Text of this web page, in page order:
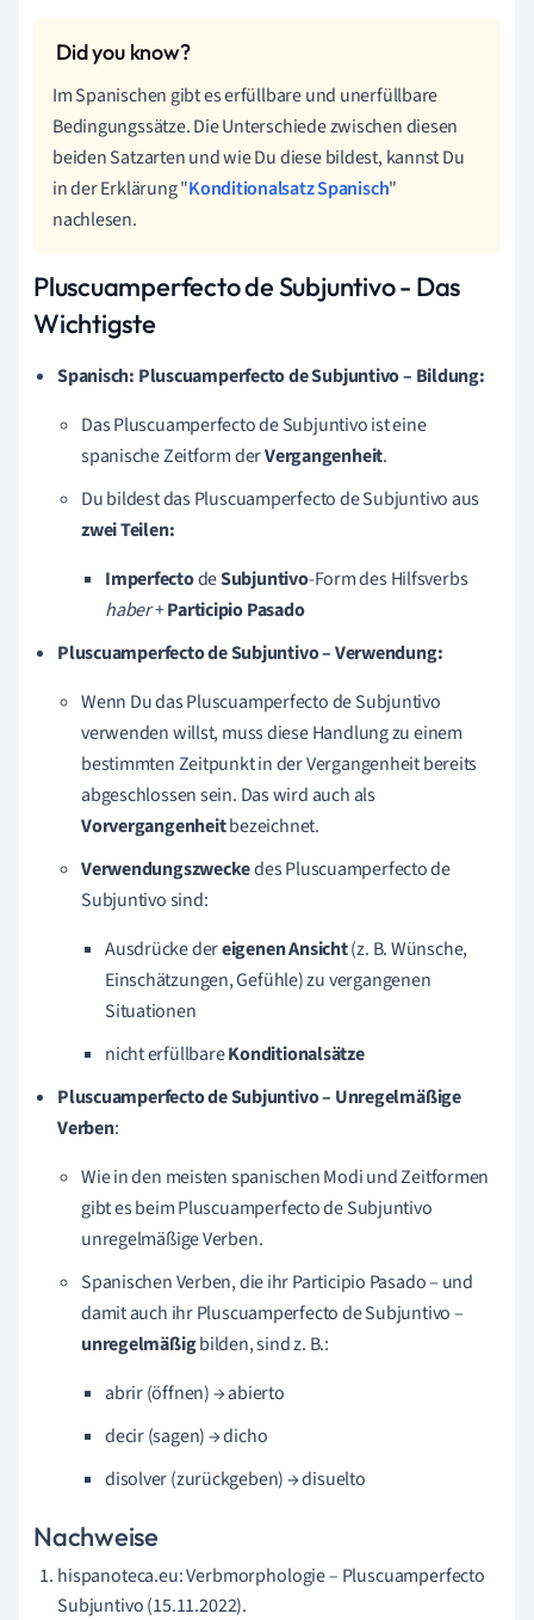
Im Spanischen gibt es erfüllbare und unerfüllbare
Bedingungssätze. Die Unterschiede zwischen diesen
beiden Satzarten und wie Du diese bildest, kannst Du
in der Erklärung "Konditionalsatz Spanisch"
nachlesen.
Pluscuamperfecto de Subjuntivo - Das
Wichtigste
Spanisch: Pluscuamperfecto de Subjuntivo – Bildung:
Das Pluscuamperfecto de Subjuntivo ist eine
spanische Zeitform derVergangenheit.
Du bildest das Pluscuamperfecto de Subjuntivo aus
zwei Teilen:
ImperfectodeSubjuntivo-Form des Hilfsverbs
haber+Participio Pasado
Pluscuamperfecto de Subjuntivo – Verwendung:
Wenn Du das Pluscuamperfecto de Subjuntivo
verwenden willst, muss diese Handlung zu einem
bestimmten Zeitpunkt in der Vergangenheit bereits
abgeschlossen sein. Das wird auch als
Vorvergangenheitbezeichnet.
Verwendungszweckedes Pluscuamperfecto de
Subjuntivo sind:
Ausdrücke dereigenenAnsicht(z. B. Wünsche,
Einschätzungen, Gefühle) zu vergangenen
Situationen
nicht erfüllbareKonditionalsätze
Pluscuamperfecto de Subjuntivo – Unregelmäßige
Verben:
Wie in den meisten spanischen Modi und Zeitformen
gibt es beimPluscuamperfectode Subjuntivo
unregelmäßige Verben.
Spanischen Verben, die ihr Participio Pasado – und
damit auch ihr Pluscuamperfecto de Subjuntivo –
unregelmäßigbilden, sind z. B.:
abrir (öffnen) → abierto
decir (sagen) → dicho
disolver (zurückgeben) → disuelto
Nachweise
hispanoteca.eu: Verbmorphologie – Pluscuamperfecto
Subjuntivo (15.11.2022).